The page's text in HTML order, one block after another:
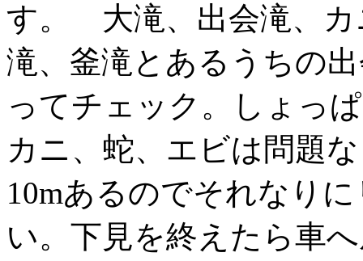
す。 大滝、出会滝、カ
滝、釜滝とあるうちの
ってチェック。しょっ
カニ、蛇、エビは問題
10mあるのでそれなり
い。下見を終えたら車